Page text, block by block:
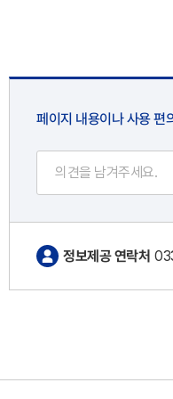
페이지 내용이나 사용 편
정보제공 연락처